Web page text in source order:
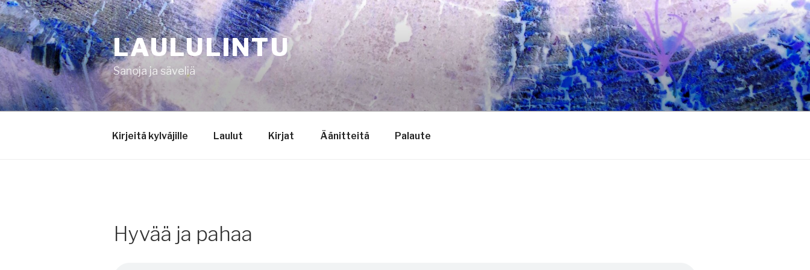
Siirry
sisältöön
LAULULINTU
Sanoja ja säveliä
Kirjeitä kylväjille Laulut Kirjat Äänitteitä Palaute
Hyvää ja pahaa